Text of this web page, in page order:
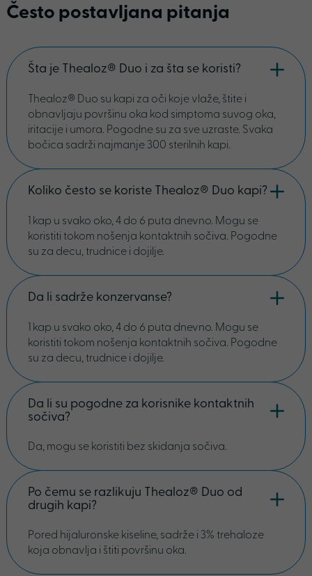
Često postavljana pitanja
Šta je Thealoz® Duo i za šta se koristi?
Thealoz® Duo su kapi za oči koje vlaže, štite i
obnavljaju površinu oka kod simptoma suvog oka,
iritacije i umora. Pogodne su za sve uzraste. Svaka
bočica sadrži najmanje 300 sterilnih kapi.
Koliko često se koriste Thealoz® Duo kapi?
1 kap u svako oko, 4 do 6 puta dnevno. Mogu se
koristiti tokom nošenja kontaktnih sočiva. Pogodne
su za decu, trudnice i dojilje.
Da li sadrže konzervanse?
1 kap u svako oko, 4 do 6 puta dnevno. Mogu se
koristiti tokom nošenja kontaktnih sočiva. Pogodne
su za decu, trudnice i dojilje.
Da li su pogodne za korisnike kontaktnih
sočiva?
Da, mogu se koristiti bez skidanja sočiva.
Po čemu se razlikuju Thealoz® Duo od
drugih kapi?
Pored hijaluronske kiseline, sadrže i 3% trehaloze
koja obnavlja i štiti površinu oka.